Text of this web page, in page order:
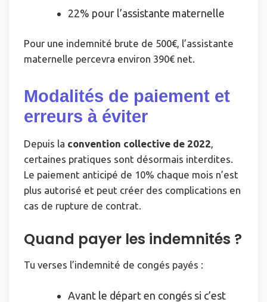
22% pour l’assistante maternelle
Pour une indemnité brute de 500€, l’assistante
maternelle percevra environ 390€ net.
Modalités de paiement et
erreurs à éviter
Depuis la convention collective de 2022,
certaines pratiques sont désormais interdites.
Le paiement anticipé de 10% chaque mois n’est
plus autorisé et peut créer des complications en
cas de rupture de contrat.
Quand payer les indemnités ?
Tu verses l’indemnité de congés payés :
Avant le départ en congés si c’est